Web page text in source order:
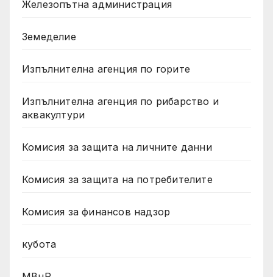
Железопътна администрация
Земеделие
Изпълнителна агенция по горите
Изпълнителна агенция по рибарство и
аквакултури
Комисия за защита на личните данни
Комисия за защита на потребителите
Комисия за финансов надзор
кубота